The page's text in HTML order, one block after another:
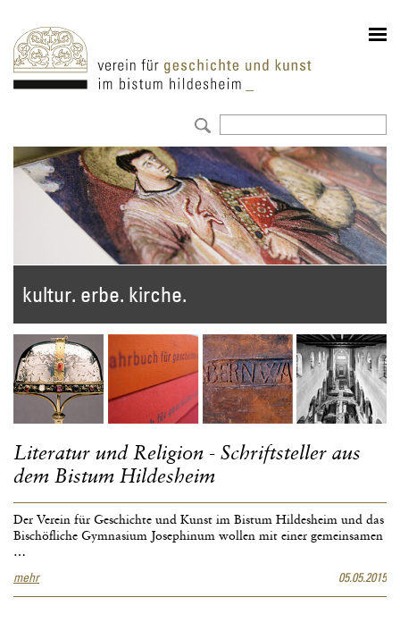
kultur. erbe. kirche.
Literatur und Religion - Schriftsteller aus
dem Bistum Hildesheim
Der Verein für Geschichte und Kunst im Bistum Hildesheim und das
Bischöfliche Gymnasium Josephinum wollen mit einer gemeinsamen
…
mehrLiteratur
und
05.05.2015